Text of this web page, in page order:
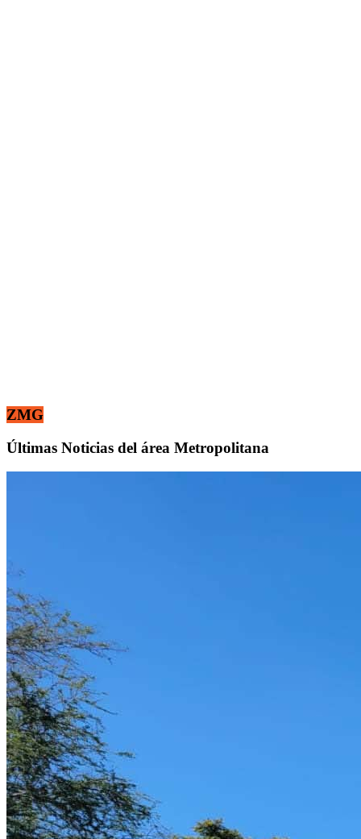
ZMG
Últimas Noticias del área Metropolitana